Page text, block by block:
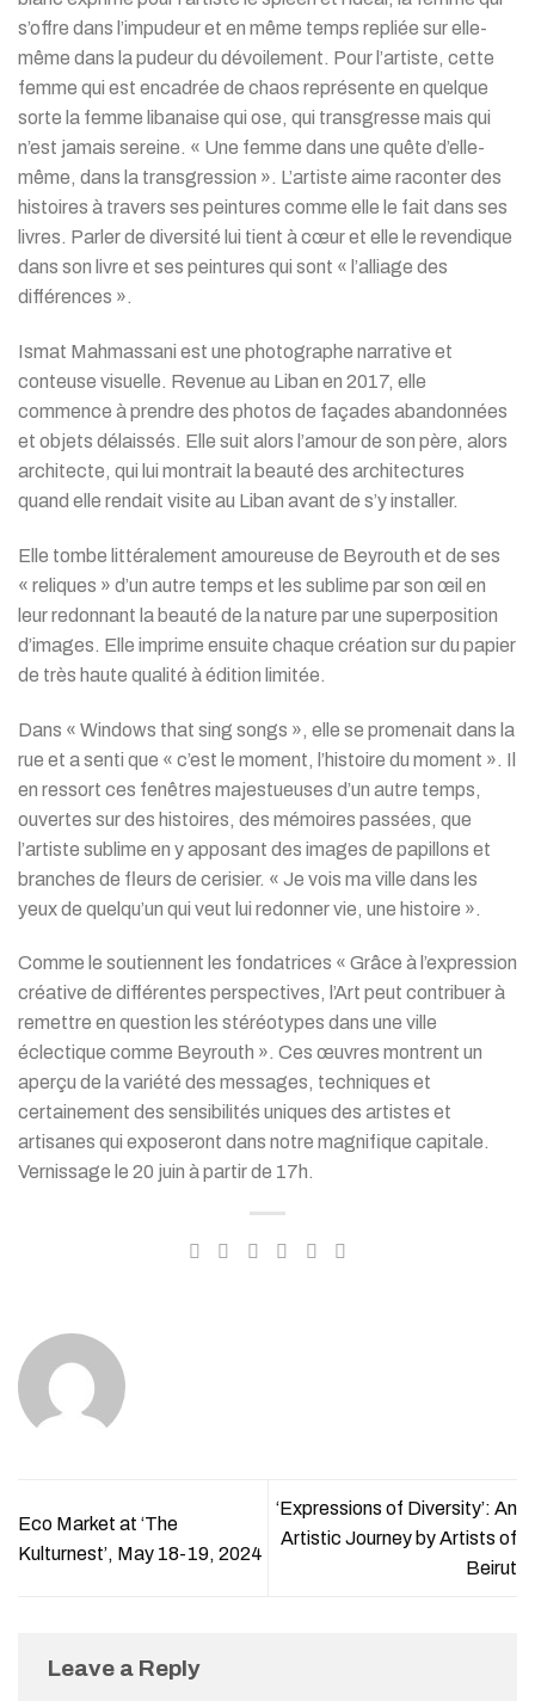
s’offre dans l’impudeur et en même temps repliée sur elle-
même dans la pudeur du dévoilement. Pour l’artiste, cette
femme qui est encadrée de chaos représente en quelque
sorte la femme libanaise qui ose, qui transgresse mais qui
n’est jamais sereine. « Une femme dans une quête d’elle-
même, dans la transgression ». L’artiste aime raconter des
histoires à travers ses peintures comme elle le fait dans ses
livres. Parler de diversité lui tient à cœur et elle le revendique
dans son livre et ses peintures qui sont « l’alliage des
différences ».
Ismat Mahmassani est une photographe narrative et
conteuse visuelle. Revenue au Liban en 2017, elle
commence à prendre des photos de façades abandonnées
et objets délaissés. Elle suit alors l’amour de son père, alors
architecte, qui lui montrait la beauté des architectures
quand elle rendait visite au Liban avant de s’y installer.
Elle tombe littéralement amoureuse de Beyrouth et de ses
« reliques » d’un autre temps et les sublime par son œil en
leur redonnant la beauté de la nature par une superposition
d’images. Elle imprime ensuite chaque création sur du papier
de très haute qualité à édition limitée.
Dans « Windows that sing songs », elle se promenait dans la
rue et a senti que « c’est le moment, l’histoire du moment ». Il
en ressort ces fenêtres majestueuses d’un autre temps,
ouvertes sur des histoires, des mémoires passées, que
l’artiste sublime en y apposant des images de papillons et
branches de fleurs de cerisier. « Je vois ma ville dans les
yeux de quelqu’un qui veut lui redonner vie, une histoire ».
Comme le soutiennent les fondatrices « Grâce à l’expression
créative de différentes perspectives, l’Art peut contribuer à
remettre en question les stéréotypes dans une ville
éclectique comme Beyrouth ». Ces œuvres montrent un
aperçu de la variété des messages, techniques et
certainement des sensibilités uniques des artistes et
artisanes qui exposeront dans notre magnifique capitale.
Vernissage le 20 juin à partir de 17h.
Eco Market at ‘The
Kulturnest’, May 18-19, 2024
‘Expressions of Diversity’: An
Artistic Journey by Artists of
Beirut
Leave a Reply